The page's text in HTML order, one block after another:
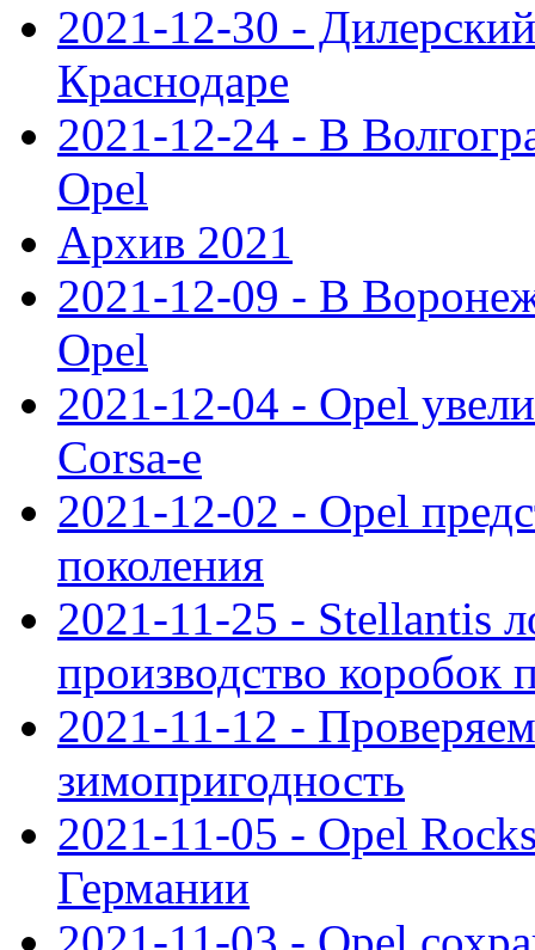
2021-12-30 -
Краснодаре
2021-12-24 - В
Opel
Архив 2021
2021-12-09 - В
Opel
2021-12-04 - Opel
Corsa-e
2021-12-02 - Opel
поколения
2021-11-25 - Stellantis
производство коробок
2021-11-12 -
зимопригодность
2021-11-05 - Opel
Германии